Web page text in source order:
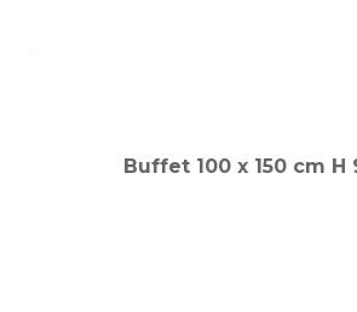
Buffet 100 x 150 cm H